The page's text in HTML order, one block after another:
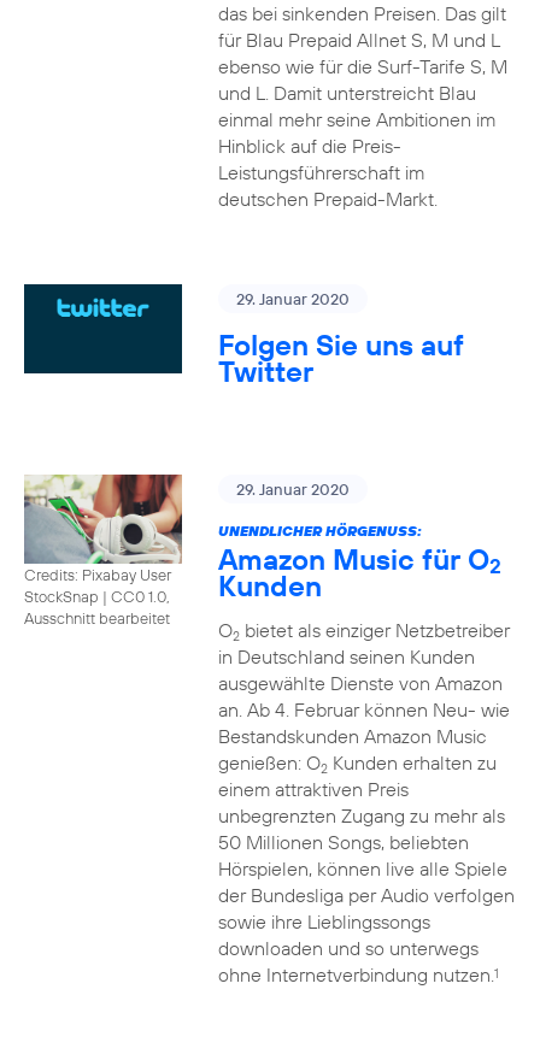
das bei sinkenden Preisen. Das gilt
für Blau Prepaid Allnet S, M und L
ebenso wie für die Surf-Tarife S, M
und L. Damit unterstreicht Blau
einmal mehr seine Ambitionen im
Hinblick auf die Preis-
Leistungsführerschaft im
deutschen Prepaid-Markt.
29. Januar 2020
Folgen Sie uns auf
Twitter
Credits: Pixabay User
StockSnap | CC0 1.0,
Ausschnitt bearbeitet
29. Januar 2020
UNENDLICHER HÖRGENUSS:
Amazon Music für O2
Kunden
O2bietet als einziger Netzbetreiber
in Deutschland seinen Kunden
ausgewählte Dienste von Amazon
an. Ab 4. Februar können Neu- wie
Bestandskunden Amazon Music
genießen: O2Kunden erhalten zu
einem attraktiven Preis
unbegrenzten Zugang zu mehr als
50 Millionen Songs, beliebten
Hörspielen, können live alle Spiele
der Bundesliga per Audio verfolgen
sowie ihre Lieblingssongs
downloaden und so unterwegs
ohne Internetverbindung nutzen.1